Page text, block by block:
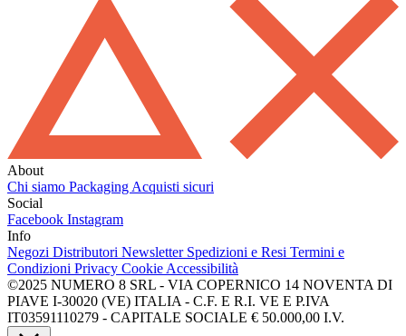
About
Chi siamo Packaging Acquisti sicuri
Social
Facebook Instagram
Info
Negozi Distributori Newsletter Spedizioni e Resi Termini e
Condizioni Privacy Cookie Accessibilità
©2025 NUMERO 8 SRL - VIA COPERNICO 14 NOVENTA DI
PIAVE I-30020 (VE) ITALIA - C.F. E R.I. VE E P.IVA
IT03591110279 - CAPITALE SOCIALE € 50.000,00 I.V.